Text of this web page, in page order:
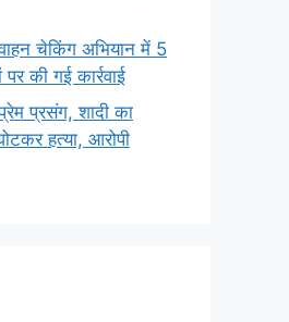
चेकिंग अभियान में 5
की गई कार्रवाई
प्रसंग, शादी का
हत्या, आरोपी